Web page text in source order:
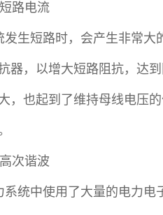
路电流
发生短路时，会产生非常
器，以增大短路阻抗，达
，也起到了维持母线电压
次谐波
系统中使用了大量的电力